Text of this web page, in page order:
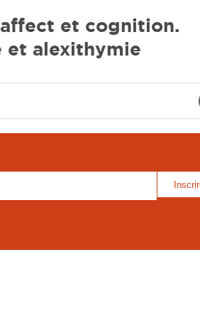
affect et cognition.
et alexithymie